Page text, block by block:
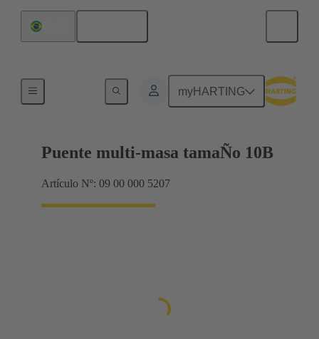
myHARTING
Bastidor de blindaje, bastidores de abrazadera
Puente multi-masa tamaÑo 10B
Artículo Nº: 09 00 000 5207